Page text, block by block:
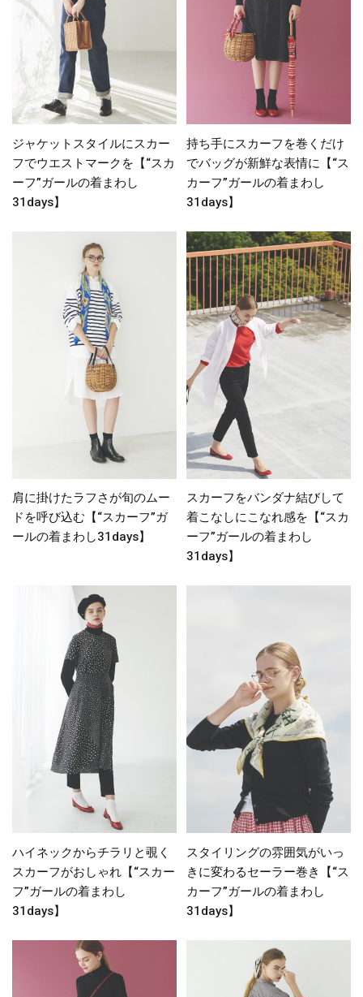
ジャケットスタイルにスカー
フでウエストマークを【“スカ
ーフ”ガールの着まわし
31days】
持ち手にスカーフを巻くだけ
でバッグが新鮮な表情に【“ス
カーフ”ガールの着まわし
31days】
肩に掛けたラフさが旬のムー
ドを呼び込む【“スカーフ”ガ
ールの着まわし31days】
スカーフをバンダナ結びして
着こなしにこなれ感を【“スカ
ーフ”ガールの着まわし
31days】
ハイネックからチラリと覗く
スカーフがおしゃれ【“スカー
フ”ガールの着まわし
31days】
スタイリングの雰囲気がいっ
きに変わるセーラー巻き【“ス
カーフ”ガールの着まわし
31days】